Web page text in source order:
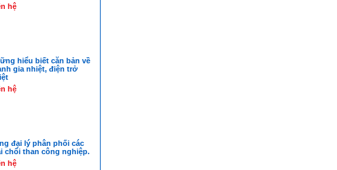
hệ
hiểu biết căn bản về
gia nhiệt, điện trở
hệ
đại lý phân phối các
chổi than công nghiệp.
hệ